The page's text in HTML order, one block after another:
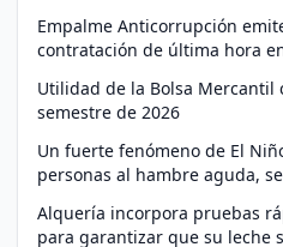
Empalme Anticorrupción
contratación de última hora
Utilidad de la Bolsa Mercantil
semestre de 2026
Un fuerte fenómeno de El
personas al hambre aguda,
Alquería incorpora pruebas
para garantizar que su leche